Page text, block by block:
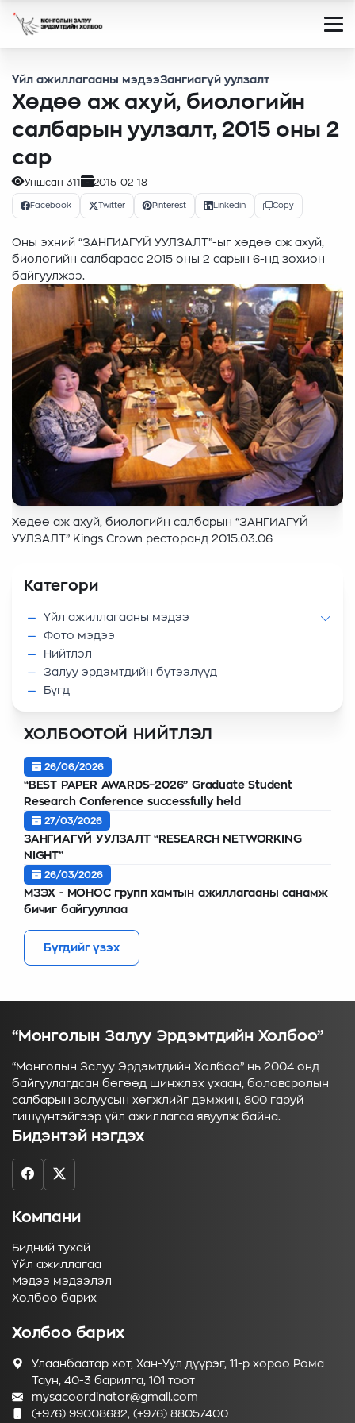
Үйл ажиллагааны мэдээЗангиагүй уулзалт
Хөдөө аж ахуй, биологийн
салбарын уулзалт, 2015 оны 2
сар
Уншсан 311 2015-02-18
Facebook Twitter Pinterest Linkedin Copy
Оны эхний “ЗАНГИАГҮЙ УУЛЗАЛТ”-ыг хөдөө аж ахуй,
биологийн салбараас 2015 оны 2 сарын 6-нд зохион
байгуулжээ.
Хөдөө аж ахуй, биологийн салбарын “ЗАНГИАГҮЙ
УУЛЗАЛТ” Kings Crown ресторанд 2015.03.06
Категори
Үйл ажиллагааны мэдээ
Фото мэдээ
Нийтлэл
Залуу эрдэмтдийн бүтээлүүд
Бүгд
ХОЛБООТОЙ НИЙТЛЭЛ
26/06/2026
“BEST PAPER AWARDS–2026” Graduate Student
Research Conference successfully held
27/03/2026
ЗАНГИАГҮЙ УУЛЗАЛТ “RESEARCH NETWORKING
NIGHT”
26/03/2026
МЗЭХ - МОНОС групп хамтын ажиллагааны санамж
бичиг байгууллаа
Бүгдийг үзэх
“Монголын Залуу Эрдэмтдийн Холбоо”
“Монголын Залуу Эрдэмтдийн Холбоо” нь 2004 онд
байгуулагдсан бөгөөд шинжлэх ухаан, боловсролын
салбарын залуусын хөгжлийг дэмжин, 800 гаруй
гишүүнтэйгээр үйл ажиллагаа явуулж байна.
Бидэнтэй нэгдэх
Компани
Бидний тухай
Үйл ажиллагаа
Мэдээ мэдээлэл
Холбоо барих
Холбоо барих
Улаанбаатар хот, Хан-Уул дүүрэг, 11-р хороо Рома
Таун, 40-3 барилга, 101 тоот
mysacoordinator@gmail.com
(+976) 99008682, (+976) 88057400